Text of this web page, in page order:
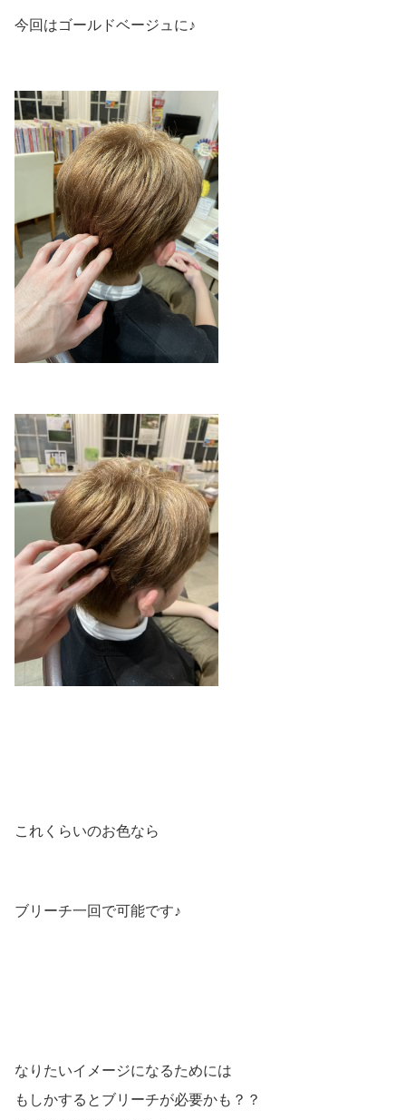
今回はゴールドベージュに♪
これくらいのお色なら
ブリーチ一回で可能です♪
なりたいイメージになるためには
もしかするとブリーチが必要かも？？